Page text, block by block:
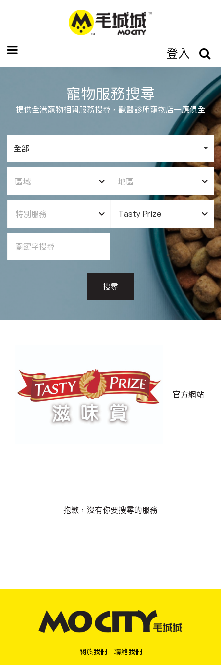
登入
寵物服務搜尋
提供全港寵物相關服務搜尋，獸醫診所寵物店一應俱全
全部
區域 地區
特別服務 Tasty Prize
搜尋
官方網站
抱歉，沒有你要搜尋的服務
關於我們 聯絡我們